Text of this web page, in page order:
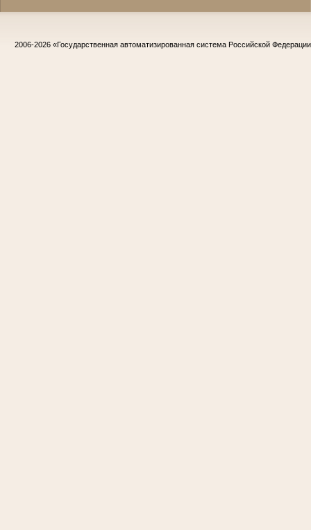
2006-2026 «Государственная автоматизированная система Российской